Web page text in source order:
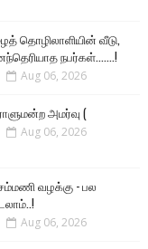
தொழிலாளியின் வீடு,
நபர்கள்.......!
Aug 06, 2026
அமர்வு (
Aug 06, 2026
வழக்கு - பல
Aug 06, 2026